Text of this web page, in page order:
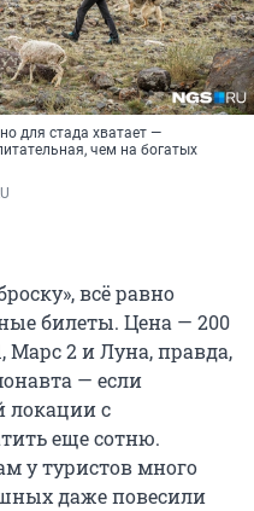
для стада хватает —
чем на богатых
всё равно
билеты. Цена — 200
Марс 2 и Луна, правда,
— если
локации с
еще сотню.
у туристов много
даже повесили